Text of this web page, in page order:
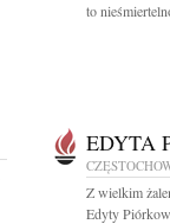
to
EDYTA
Z wielkim
Edyty